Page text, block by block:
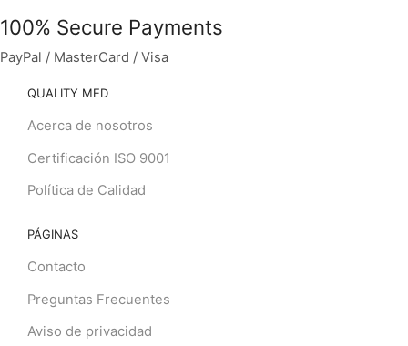
100% Secure Payments
PayPal / MasterCard / Visa
QUALITY MED
Acerca de nosotros
Certificación ISO 9001
Política de Calidad
PÁGINAS
Contacto
Preguntas Frecuentes
Aviso de privacidad